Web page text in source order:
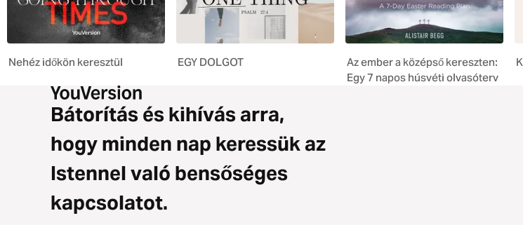
Nehéz időkön keresztül EGY DOLGOT
Az ember a középső kereszten:
Egy 7 napos húsvéti olvasóterv
Bátorítás és kihívás arra,
hogy minden nap keressük az
Istennel való bensőséges
kapcsolatot.